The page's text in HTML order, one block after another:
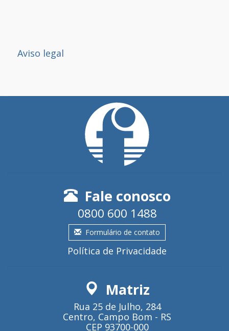
Aviso legal
Fale conosco
0800 600 1488
Formulário de contato
Política de Privacidade
Matriz
Rua 25 de Julho, 284
Centro, Campo Bom - RS
CEP 93700-000